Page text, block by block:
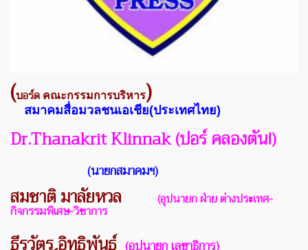
(บอร์ด คณะกรรมการบริหาร)
สมาคมสื่อมวลชนเอเชีย(ประเทศไทย)
Dr.Thanakrit Klinnak (ปอร์ คลองตัน!)
(นายกสมาคมฯ)
สมชาติ มาลัยหวล (อุปนายก ฝ่าย ต่างประเทศ-
กิจกรรมพิเศษ-วิชาการ